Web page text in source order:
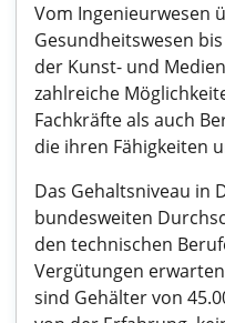
Vom Ingenieurwesen
Gesundheitswesen
der Kunst- und
zahlreiche
Fachkräfte als auch
die ihren Fähigkeiten
Das Gehaltsniveau in
bundesweiten
den technischen
Vergütungen
sind Gehälter von